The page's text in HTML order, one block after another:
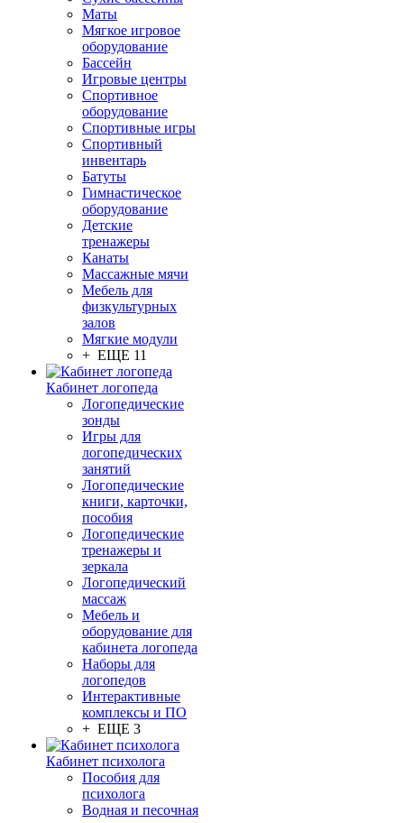
Маты
Мягкое игровое
оборудование
Бассейн
Игровые центры
Спортивное
оборудование
Спортивные игры
Спортивный
инвентарь
Батуты
Гимнастическое
оборудование
Детские
тренажеры
Канаты
Массажные мячи
Мебель для
физкультурных
залов
Мягкие модули
+ ЕЩЕ 11
Кабинет логопеда
Логопедические
зонды
Игры для
логопедических
занятий
Логопедические
книги, карточки,
пособия
Логопедические
тренажеры и
зеркала
Логопедический
массаж
Мебель и
оборудование для
кабинета логопеда
Наборы для
логопедов
Интерактивные
комплексы и ПО
+ ЕЩЕ 3
Кабинет психолога
Пособия для
психолога
Водная и песочная